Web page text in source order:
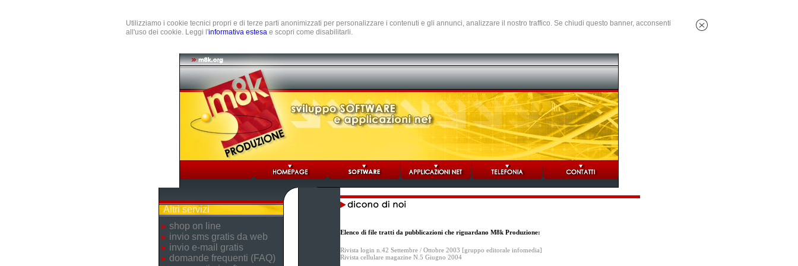
Utilizziamo i cookie tecnici propri e di terze parti anonimizzati per personalizzare i contenuti e gli annunci, analizzare il nostro traffico. Se chiudi questo banner, acconsenti
all'uso dei cookie. Leggi l'informativa estesa e scopri come disabilitarli.
Altri servizi
shop on line
invio sms gratis da web
invio e-mail gratis
domande frequenti (FAQ)
Elenco di file tratti da pubblicazioni che riguardano M8k Produzione:
Rivista login n.42 Settembre / Ottobre 2003 [gruppo editorale infomedia]
Rivista cellulare magazine N.5 Giugno 2004